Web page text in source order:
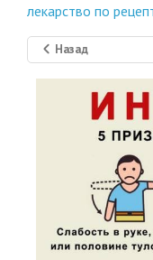
лекарство по
Назад